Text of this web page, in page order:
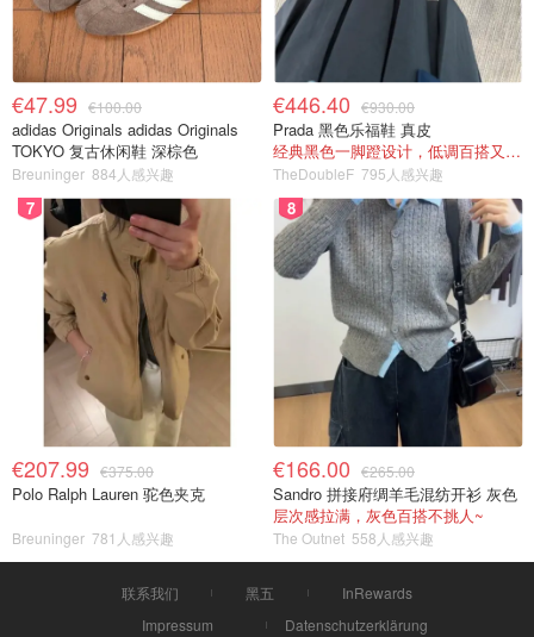
€47.99 €100.00
adidas Originals adidas Originals
TOKYO 复古休闲鞋 深棕色
Breuninger 884人感兴趣
€446.40 €930.00
Prada 黑色乐福鞋 真皮
经典黑色一脚蹬设计，低调百搭又高级
TheDoubleF 795人感兴趣
7
€207.99 €375.00
Polo Ralph Lauren 驼色夹克
Breuninger 781人感兴趣
8
€166.00 €265.00
Sandro 拼接府绸羊毛混纺开衫 灰色
层次感拉满，灰色百搭不挑人~
The Outnet 558人感兴趣
联系我们 黑五
InRewards
Impressum
Datenschutzerklärung